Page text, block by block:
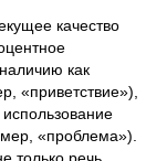
качество
как
«приветствие»),
«проблема»).